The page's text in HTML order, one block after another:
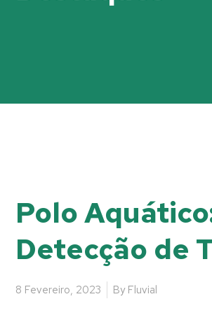
Polo
Detecção de
8 Fevereiro, 2023 By Fluvial